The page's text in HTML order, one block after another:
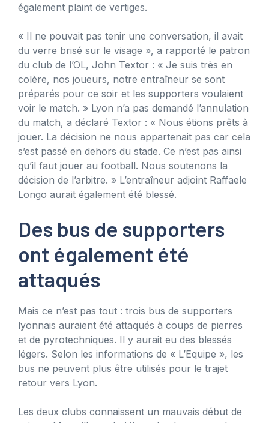
également plaint de vertiges.
« Il ne pouvait pas tenir une conversation, il avait
du verre brisé sur le visage », a rapporté le patron
du club de l’OL, John Textor : « Je suis très en
colère, nos joueurs, notre entraîneur se sont
préparés pour ce soir et les supporters voulaient
voir le match. » Lyon n’a pas demandé l’annulation
du match, a déclaré Textor : « Nous étions prêts à
jouer. La décision ne nous appartenait pas car cela
s’est passé en dehors du stade. Ce n’est pas ainsi
qu’il faut jouer au football. Nous soutenons la
décision de l’arbitre. » L’entraîneur adjoint Raffaele
Longo aurait également été blessé.
Des bus de supporters
ont également été
attaqués
Mais ce n’est pas tout : trois bus de supporters
lyonnais auraient été attaqués à coups de pierres
et de pyrotechniques. Il y aurait eu des blessés
légers. Selon les informations de « L’Equipe », les
bus ne peuvent plus être utilisés pour le trajet
retour vers Lyon.
Les deux clubs connaissent un mauvais début de